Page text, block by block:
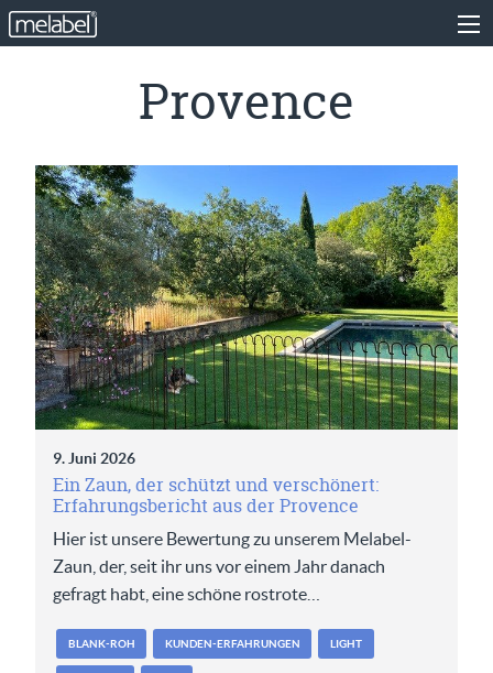
Provence
9. Juni 2026
Ein Zaun, der schützt und verschönert:
Erfahrungsbericht aus der Provence
Hier ist unsere Bewertung zu unserem Melabel-
Zaun, der, seit ihr uns vor einem Jahr danach
gefragt habt, eine schöne rostrote…
BLANK-ROH KUNDEN-ERFAHRUNGEN LIGHT